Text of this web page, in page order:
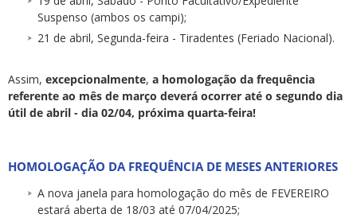
Suspenso (ambos os campi);
21 de abril, Segunda-feira - Tiradentes (Feriado Nacional).
Assim, excepcionalmente, a homologação da frequência
referente ao mês de março deverá ocorrer até o segundo dia
útil de abril - dia 02/04, próxima quarta-feira!
HOMOLOGAÇÃO DA FREQUÊNCIA DE MESES ANTERIORES
A nova janela para homologação do mês de FEVEREIRO
estará aberta de 18/03 até 07/04/2025;